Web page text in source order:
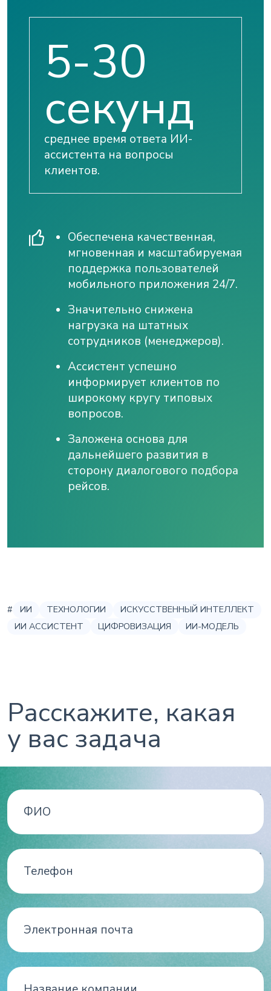
5-30
секунд
среднее время ответа ИИ-
ассистента на вопросы
клиентов.
Обеспечена качественная,
мгновенная и масштабируемая
поддержка пользователей
мобильного приложения 24/7.
Значительно снижена
нагрузка на штатных
сотрудников (менеджеров).
Ассистент успешно
информирует клиентов по
широкому кругу типовых
вопросов.
Заложена основа для
дальнейшего развития в
сторону диалогового подбора
рейсов.
# ИИ ТЕХНОЛОГИИ
ИСКУССТВЕННЫЙ ИНТЕЛЛЕКТ
ИИ АССИСТЕНТ
ЦИФРОВИЗАЦИЯ ИИ-МОДЕЛЬ
Расскажите, какая
у вас задача